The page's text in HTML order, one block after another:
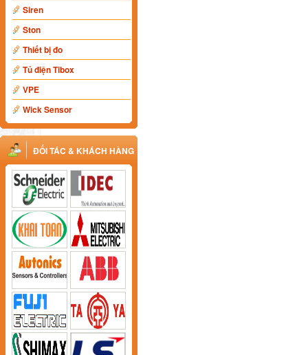
Siren
Ston
Thiết bị đo
Tủ điện Tibox
VPE
Wick Sensor
ĐỐI TÁC & KHÁCH HÀNG